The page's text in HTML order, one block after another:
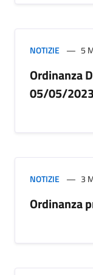
NOTIZIE 5
Ordinanza
05/05/2023
NOTIZIE 3
Ordinanza